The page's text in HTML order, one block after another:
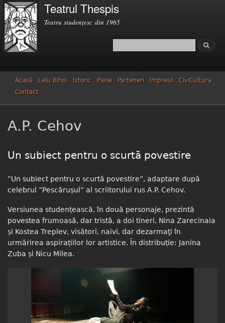
Mergi la
conţinutul
principal
Teatrul Thespis
Teatru studenţesc din 1965
Formular de căutare
Căutare
Acasă Lelu Bihoi Istoric Piese Parteneri Impresii
CiviCultura
Contact
A.P. Cehov
Un subiect pentru o scurtă povestire
”Un subiect pentru o scurtă povestire”, adaptare după
celebrul ”Pescărușul” al scriitorului rus A.P. Cehov.
Versiunea studențească, în două personaje, prezintă
povestea frumoasă, dar tristă, a doi tineri, Nina Zarecinaia
și Kostea Treplev, visători, naivi, dar dezarmaţi în
urmărirea aspirațiilor lor artistice. În distribuție: Janina
Zuba și Nicu Milea.